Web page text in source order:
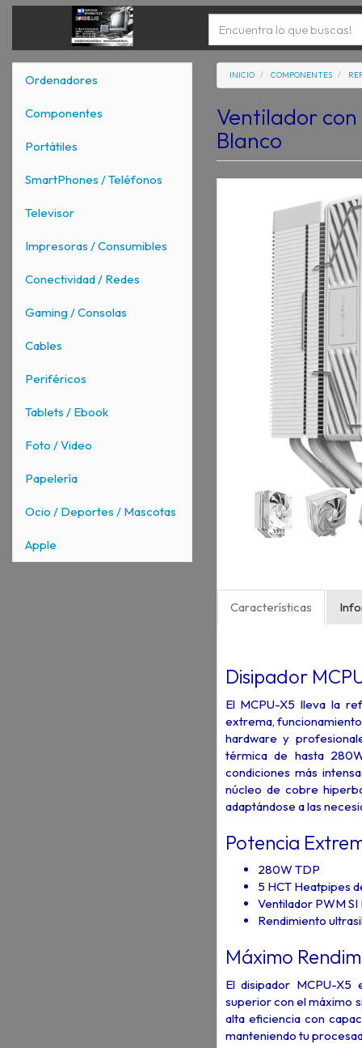
Ordenadores
Componentes
Portátiles
SmartPhones / Teléfonos
Televisor
Impresoras / Consumibles
Conectividad / Redes
Gaming / Consolas
Cables
Periféricos
Tablets / Ebook
Foto / Video
Papelería
Ocio / Deportes / Mascotas
Apple
INICIO COMPONENTES
Ventilador
Blanco
Características
Disipador
El MCPU-X5 lleva la
extrema,
hardware y
térmica de hasta
condiciones más
núcleo de cobre
adaptándose a las
Potencia
280W TDP
5 HCT Heatpipes
Ventilador PWM
Rendimiento
Máximo
El disipador MCPU-
superior con el máximo
alta eficiencia con
manteniendo tu